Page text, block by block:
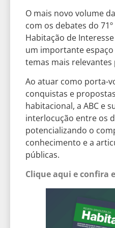
O mais novo volume
com os debates do
Habitação de
um importante
temas mais relevantes
Ao atuar como porta-
conquistas e
habitacional, a ABC e
interlocução entre os
potencializando o
conhecimento e a
públicas.
Clique aqui e confira